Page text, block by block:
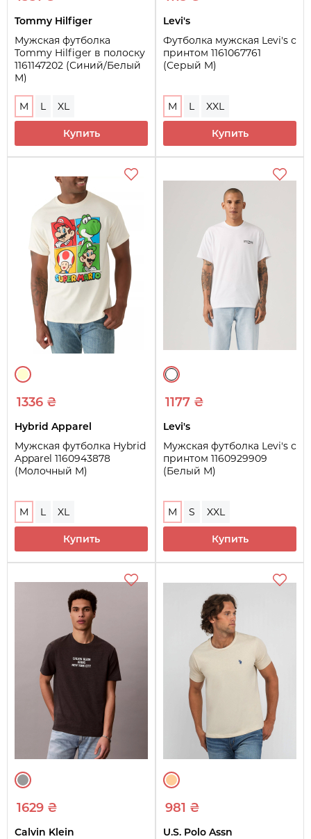
Tommy Hilfiger
Мужская футболка
Tommy Hilfiger в полоску
1161147202 (Синий/Белый
M)
M L XL
Купить
Levi's
Футболка мужская Levi's с
принтом 1161067761
(Серый M)
M L XXL
Купить
1336 ₴
Hybrid Apparel
Мужская футболка Hybrid
Apparel 1160943878
(Молочный M)
M L XL
Купить
1177 ₴
Levi's
Мужская футболка Levi's с
принтом 1160929909
(Белый M)
S
M XXL
Купить
1629 ₴
Calvin Klein
981 ₴
U.S. Polo Assn